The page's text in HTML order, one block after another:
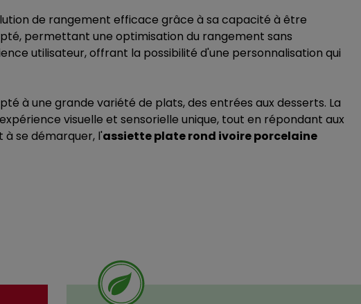
de rangement efficace grâce à sa capacité à être
permettant une optimisation du rangement sans
utilisateur, offrant la possibilité d'une personnalisation qui
à une grande variété de plats, des entrées aux desserts. La
visuelle et sensorielle unique, tout en répondant aux
se démarquer, l'assiette plate rond ivoire porcelaine